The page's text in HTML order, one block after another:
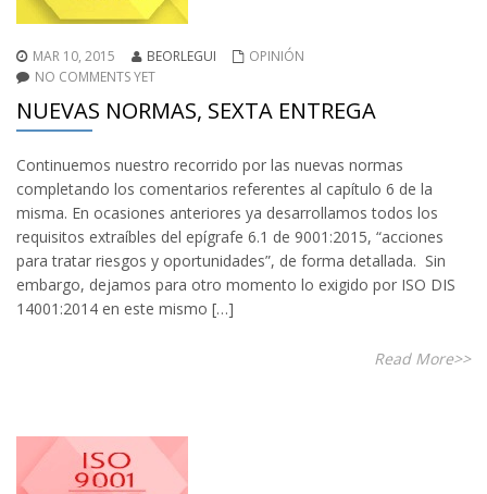
MAR 10, 2015 BEORLEGUI
OPINIÓN
NO COMMENTS YET
NUEVAS NORMAS, SEXTA ENTREGA
Continuemos nuestro recorrido por las nuevas normas
completando los comentarios referentes al capítulo 6 de la
misma. En ocasiones anteriores ya desarrollamos todos los
requisitos extraíbles del epígrafe 6.1 de 9001:2015, “acciones
para tratar riesgos y oportunidades”, de forma detallada. Sin
embargo, dejamos para otro momento lo exigido por ISO DIS
14001:2014 en este mismo […]
Read More>>